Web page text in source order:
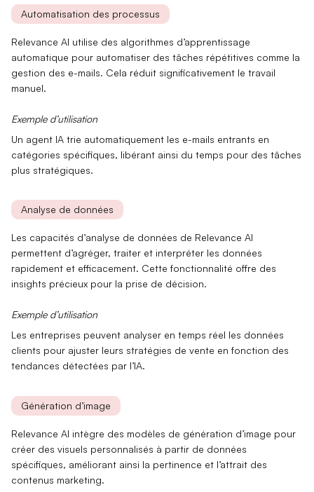
Automatisation des processus
Relevance AI utilise des algorithmes d’apprentissage
automatique pour automatiser des tâches répétitives comme la
gestion des e-mails. Cela réduit significativement le travail
manuel.
Exemple d’utilisation
Un agent IA trie automatiquement les e-mails entrants en
catégories spécifiques, libérant ainsi du temps pour des tâches
plus stratégiques.
Analyse de données
Les capacités d’analyse de données de Relevance AI
permettent d’agréger, traiter et interpréter les données
rapidement et efficacement. Cette fonctionnalité offre des
insights précieux pour la prise de décision.
Exemple d’utilisation
Les entreprises peuvent analyser en temps réel les données
clients pour ajuster leurs stratégies de vente en fonction des
tendances détectées par l’IA.
Génération d’image
Relevance AI intègre des modèles de génération d’image pour
créer des visuels personnalisés à partir de données
spécifiques, améliorant ainsi la pertinence et l’attrait des
contenus marketing.